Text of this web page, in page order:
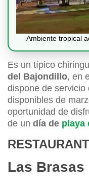
Ambiente tropical
Es un típico
del Bajondillo, en
dispone de servicio
disponibles de
oportunidad de
de un día de playa
Las Brasas